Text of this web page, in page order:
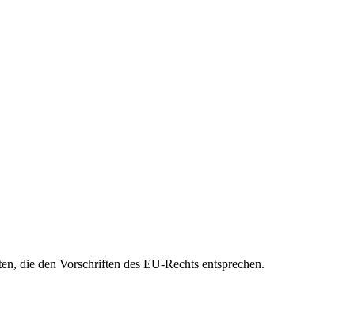
die den Vorschriften des EU-Rechts entsprechen.